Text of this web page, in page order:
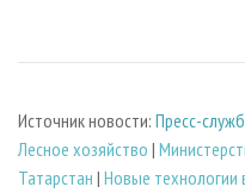
Источник новости: Пресс-
Лесное хозяйство |
Татарстан | Новые технологии